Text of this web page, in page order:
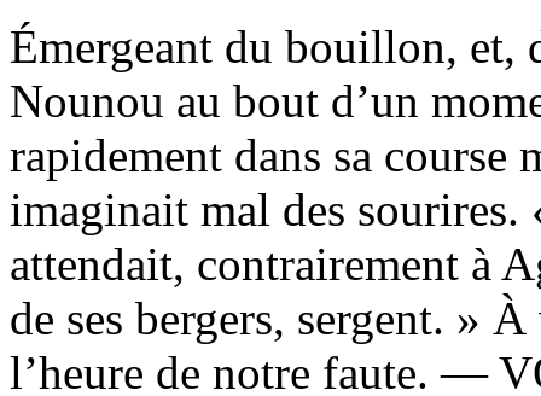
Émergeant du bouillon, et,
Nounou au bout d’un
rapidement dans sa course
imaginait mal des
attendait, contrairement à
de ses bergers, sergent. »
l’heure de notre faute. —